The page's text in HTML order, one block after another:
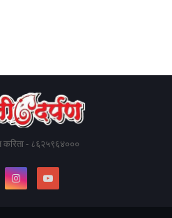
करिता - ८६२५९६४०००